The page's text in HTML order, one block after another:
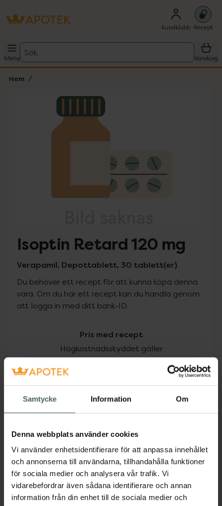
Samtycke Information Om
Denna webbplats använder cookies
Vi använder enhetsidentifierare för att anpassa innehållet
och annonserna till användarna, tillhandahålla funktioner
för sociala medier och analysera vår trafik. Vi
vidarebefordrar även sådana identifierare och annan
information från din enhet till de sociala medier och
Kundklubb Recept
Meny
Sök
Varukorg
Hem
Lista: . Innehåller 1 objekt.
Isoptin Retard 120 mg
Verapamil, Depottablett, 30 tablett(er)
Du behöver ett recept för att kunna köpa denna
vara. Om du har ett recept kan du handla genom
att logga in med ditt bank-ID.
Pris med recept
Högkostnadsskyddet gäller
105,20 kr
I apotek: 105,20 kr
Aktuella erbjudanden
Beskrivning Dölj